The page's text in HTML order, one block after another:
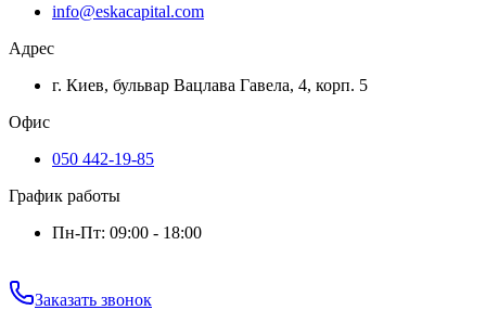
info@eskacapital.com
Адрес
г. Киев, бульвар Вацлава Гавела, 4, корп. 5
Офис
050 442-19-85
График работы
Пн-Пт: 09:00 - 18:00
Заказать звонок